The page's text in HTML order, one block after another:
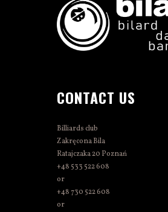
CONTACT US
Billiards club
Zakręcona Bila
Ratajczaka 20 Poznań
+48 533 522 608
or
+48 730 522 608
or